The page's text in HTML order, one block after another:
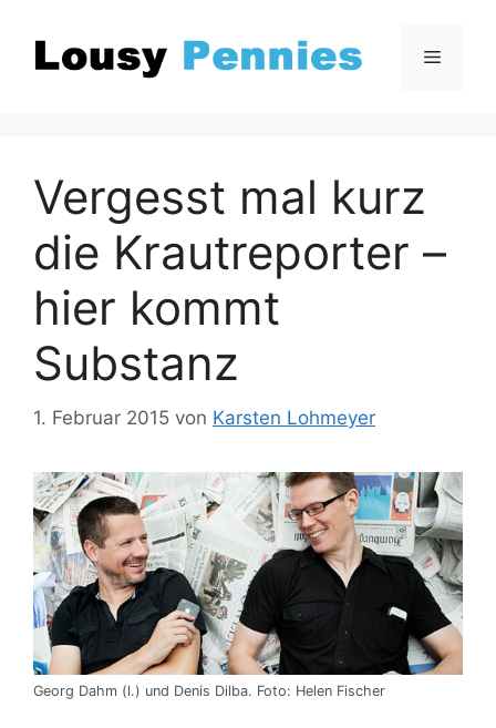
Inhalt
springen
Menü
Vergesst mal kurz
die Krautreporter –
hier kommt
Substanz
1. Februar 2015 von Karsten Lohmeyer
Georg Dahm (l.) und Denis Dilba. Foto: Helen Fischer